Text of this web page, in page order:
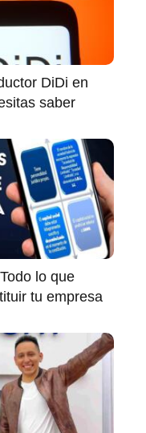
DiDi en
saber
lo que
tu empresa